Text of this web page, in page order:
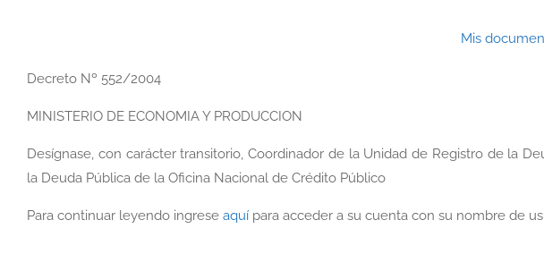
Mis
Decreto Nº 552/2004
MINISTERIO DE ECONOMIA Y PRODUCCION
Desígnase, con carácter transitorio, Coordinador de la Unidad de Registro de la
la Deuda Pública de la Oficina Nacional de Crédito Público
Para continuar leyendo ingrese aquí para acceder a su cuenta con su nombre de